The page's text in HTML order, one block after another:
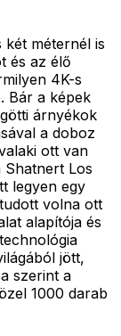
méternél is
és az élő
4K-s
Bár a képek
árnyékok
a doboz
ott van
Shatnert Los
legyen egy
volna ott
alapítója és
jött,
szerint a
1000 darab